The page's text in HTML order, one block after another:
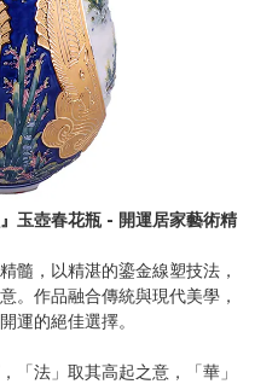
玉壺春花瓶 - 開運居家藝術精
髓，以精湛的鎏金線塑技法，
。作品融合傳統與現代美學，
運的絕佳選擇。
「法」取其高起之意，「華」